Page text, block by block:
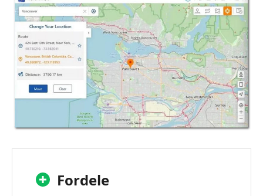
Fordele